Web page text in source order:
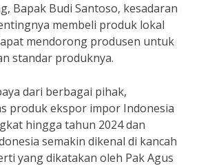
Bapak Budi Santoso, kesadaran
membeli produk lokal
mendorong produsen untuk
standar produknya.
dari berbagai pihak,
produk ekspor impor Indonesia
hingga tahun 2024 dan
semakin dikenal di kancah
yang dikatakan oleh Pak Agus